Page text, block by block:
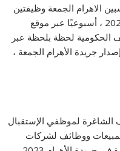
الاهرام الجمعة وظيفتين
بالاسكندرية ، ووظائف كليوباترا للأمن 2023 ، أسبوعيًا عبر موقع
الحكومية لحظة بلحظة عبر
جريدة الأهرام الجمعة ،
الشاغرة لموظفي الإستقبال
ووظائف لشركات